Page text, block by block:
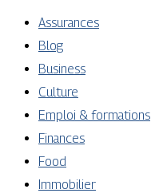
Assurances
Blog
Business
Culture
Emploi & formations
Finances
Food
Immobilier